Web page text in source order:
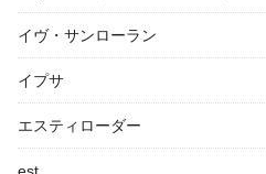
イヴ・サンローラン
イプサ
エスティローダー